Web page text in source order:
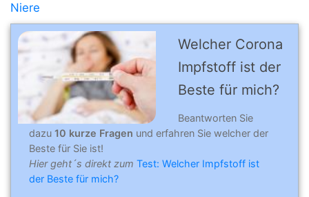
Niere
Welcher Corona
Impfstoff ist der
Beste für mich?
Beantworten Sie
dazu 10 kurze Fragen und erfahren Sie welcher der
Beste für Sie ist!
Hier geht´s direkt zum Test: Welcher Impfstoff ist
der Beste für mich?